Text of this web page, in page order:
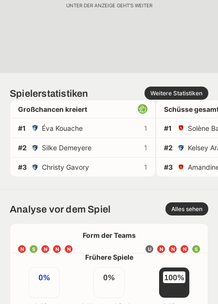
UNTER DER ANZEIGE GEHT'S WEITER
Spielerstatistiken Weitere Statistiken
Großchancen kreiert
#1 Éva Kouache 1
#2 Silke Demeyere 1
#3 Christy Gavory 1
Schüsse
#1 Solène
#2 Kelsey
#3
Analyse vor dem Spiel Alles sehen
Form der Teams
N S N N N S
N
N
N
U
Frühere Spiele
0% 0% 100%